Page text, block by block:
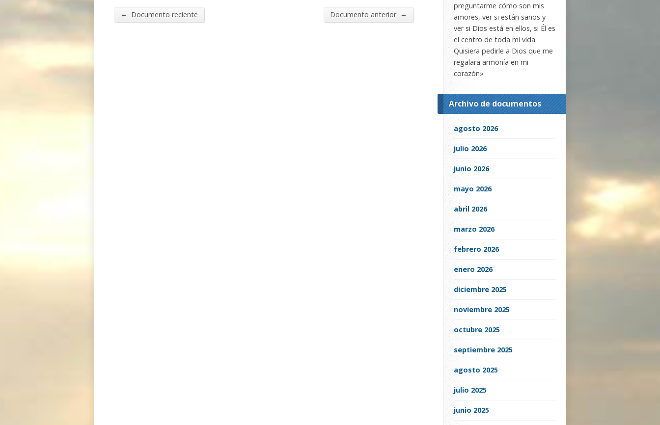
← Documento reciente Documento anterior →
preguntarme cómo son mis
amores, ver si están sanos y
ver si Dios está en ellos, si Él es
el centro de toda mi vida.
Quisiera pedirle a Dios que me
regalara armonía en mi
corazón»
Archivo de documentos
agosto 2026
julio 2026
junio 2026
mayo 2026
abril 2026
marzo 2026
febrero 2026
enero 2026
diciembre 2025
noviembre 2025
octubre 2025
septiembre 2025
agosto 2025
julio 2025
junio 2025